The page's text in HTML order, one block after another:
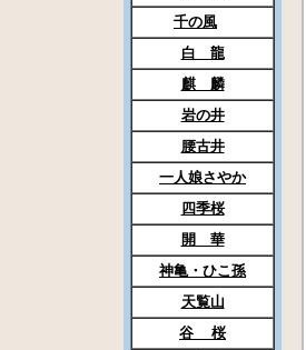
千の風
白 龍
麒 麟
岩の井
腰古井
一人娘さやか
四季桜
開 華
神亀・ひこ孫
天覧山
谷 桜